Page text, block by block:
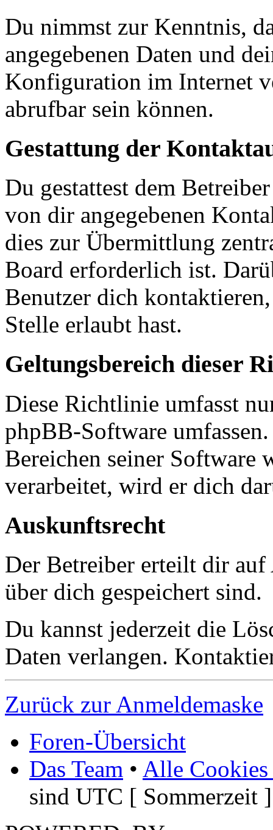
Du nimmst zur Kenntnis,
angegebenen Daten und
Konfiguration im Internet
abrufbar sein können.
Gestattung der
Du gestattest dem
von dir angegebenen
dies zur Übermittlung
Board erforderlich ist.
Benutzer dich
Stelle erlaubt hast.
Geltungsbereich dieser
Diese Richtlinie umfasst
phpBB-Software
Bereichen seiner Software
verarbeitet, wird er dich
Auskunftsrecht
Der Betreiber erteilt dir
über dich gespeichert sind.
Du kannst jederzeit die
Daten verlangen.
Zurück zur Anmeldemaske
Foren-Übersicht
Das Team • Alle Cookies
sind UTC [ Sommerzeit ]